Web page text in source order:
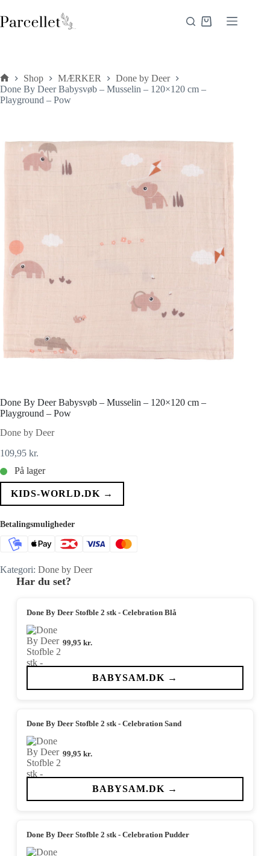
til
indhold
Indkøbskurv
Forside
Shop MÆRKER
Done by Deer
Done By Deer Babysvøb – Musselin – 120×120 cm –
Playground – Pow
Done By Deer Babysvøb – Musselin – 120×120 cm –
Playground – Pow
Done by Deer
109,95 kr.
På lager
KIDS-WORLD.DK →
Betalingsmuligheder
Kategori: Done by Deer
Har du set?
Done By Deer Stofble 2 stk - Celebration Blå
99,95 kr.
BABYSAM.DK →
Done By Deer Stofble 2 stk - Celebration Sand
99,95 kr.
BABYSAM.DK →
Done By Deer Stofble 2 stk - Celebration Pudder